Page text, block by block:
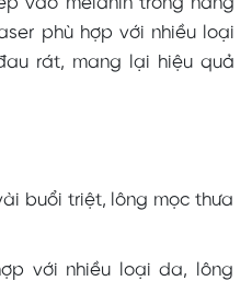
phù hợp với nhiều loại
rát, mang lại hiệu quả
buổi triệt, lông mọc thưa
với nhiều loại da, lông